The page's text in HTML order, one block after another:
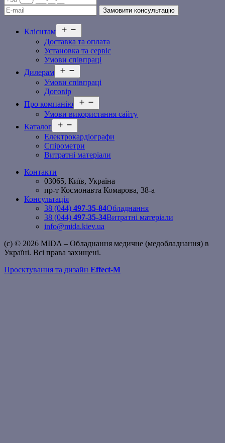
Клієнтам
меню
Доставка та оплата
Установка та сервіс
Умови співпраці
Дилерам
меню
Умови співпраці
Договір
Про компанію
меню
Умови використання сайту
Каталог
меню
Електрокардіографи
Спірометри
Витратні матеріали
Контакти
03065, Київ, Україна
пр-т Космонавта Комарова, 38-а
Консультація
38 (044) 497-35-84Обладнання
38 (044) 497-35-34Витратні матеріали
info@mida.kiev.ua
(c) © 2026 MIDA – Обладнання медичне (медобладнання) в
Україні. Всі права захищені.
Проєктування та дизайн Effect-M